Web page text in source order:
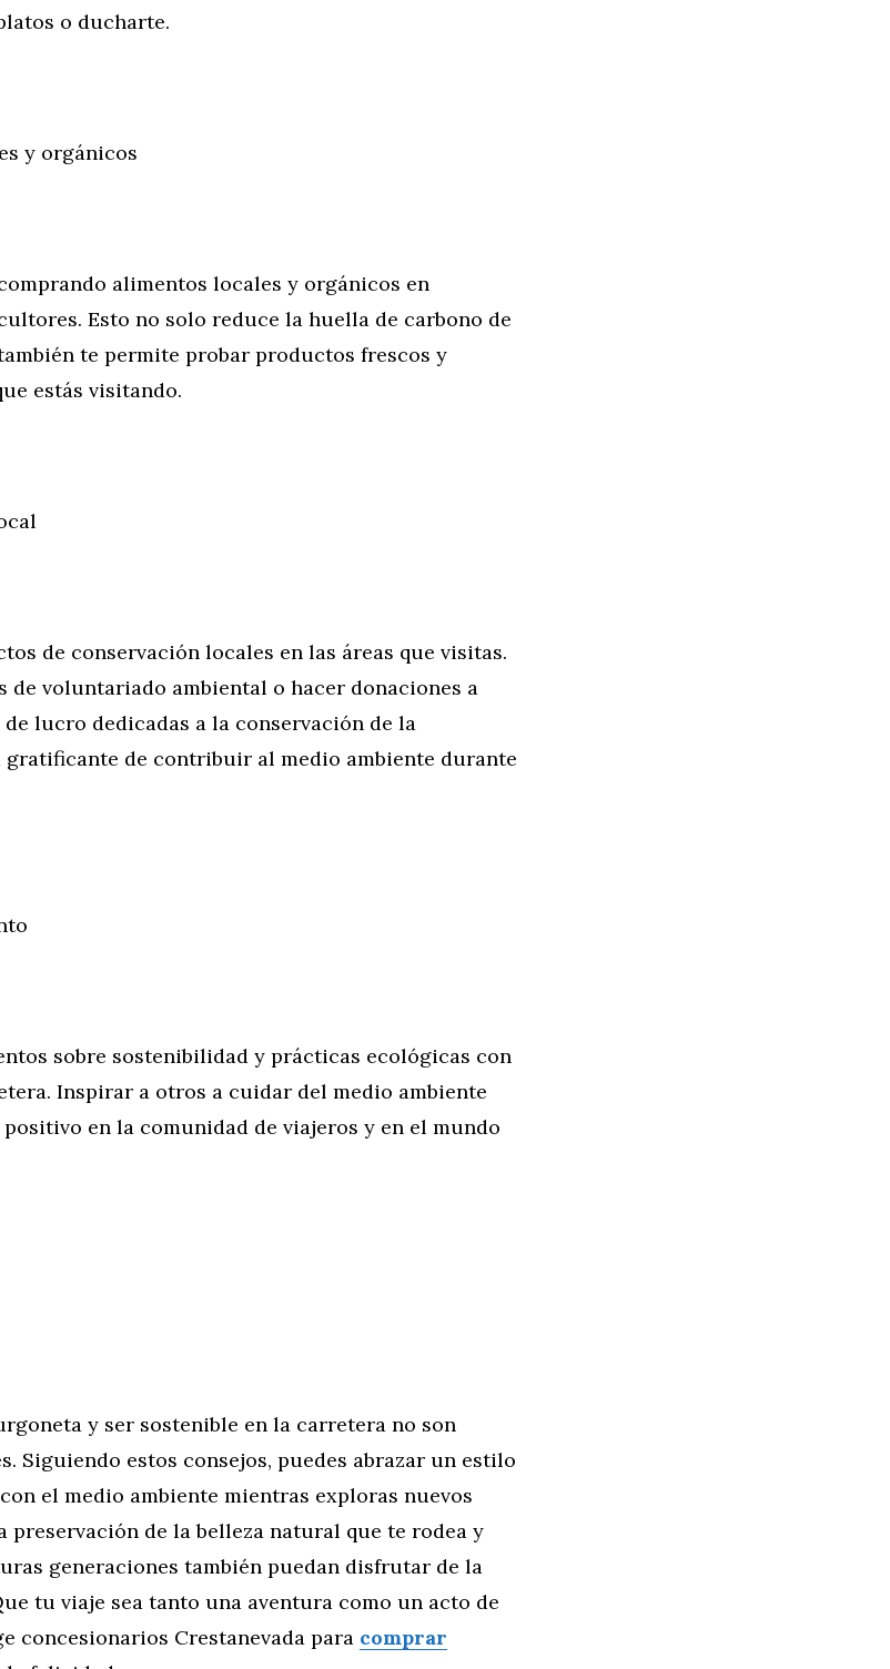
o ducharte.
y orgánicos
alimentos locales y orgánicos en
Esto no solo reduce la huella de carbono de
te permite probar productos frescos y
estás visitando.
de conservación locales en las áreas que visitas.
de voluntariado ambiental o hacer donaciones a
lucro dedicadas a la conservación de la
gratificante de contribuir al medio ambiente durante
sobre sostenibilidad y prácticas ecológicas con
Inspirar a otros a cuidar del medio ambiente
en la comunidad de viajeros y en el mundo
y ser sostenible en la carretera no son
Siguiendo estos consejos, puedes abrazar un estilo
el medio ambiente mientras exploras nuevos
preservación de la belleza natural que te rodea y
generaciones también puedan disfrutar de la
tu viaje sea tanto una aventura como un acto de
concesionarios Crestanevada para comprar